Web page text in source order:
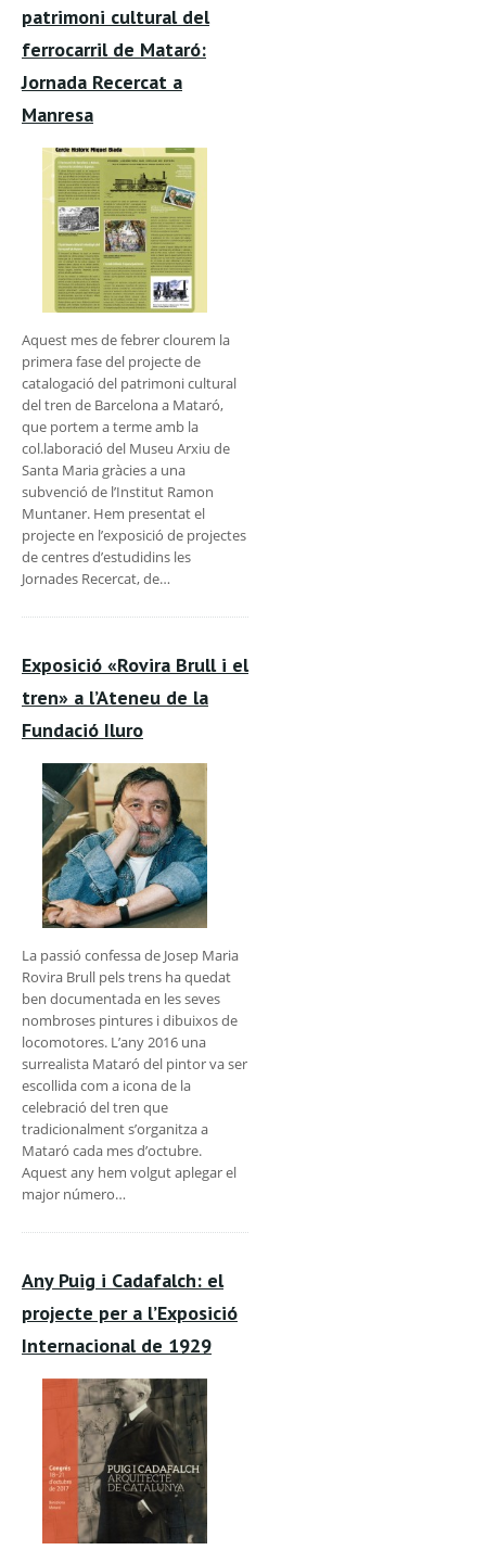
patrimoni cultural del
ferrocarril de Mataró:
Jornada Recercat a
Manresa
Aquest mes de febrer clourem la
primera fase del projecte de
catalogació del patrimoni cultural
del tren de Barcelona a Mataró,
que portem a terme amb la
col.laboració del Museu Arxiu de
Santa Maria gràcies a una
subvenció de l’Institut Ramon
Muntaner. Hem presentat el
projecte en l’exposició de projectes
de centres d’estudidins les
Jornades Recercat, de…
Exposició «Rovira Brull i el
tren» a l’Ateneu de la
Fundació Iluro
La passió confessa de Josep Maria
Rovira Brull pels trens ha quedat
ben documentada en les seves
nombroses pintures i dibuixos de
locomotores. L’any 2016 una
surrealista Mataró del pintor va ser
escollida com a icona de la
celebració del tren que
tradicionalment s’organitza a
Mataró cada mes d’octubre.
Aquest any hem volgut aplegar el
major número…
Any Puig i Cadafalch: el
projecte per a l’Exposició
Internacional de 1929